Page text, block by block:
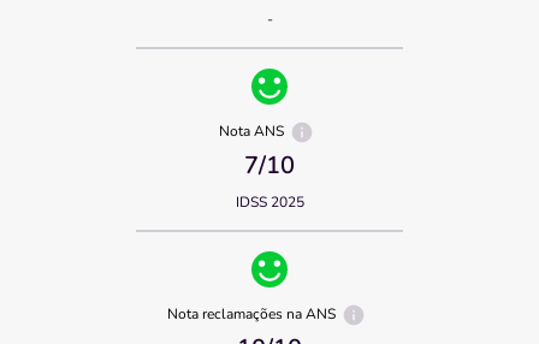
-
Nota ANS
7/10
IDSS 2025
Nota reclamações na ANS